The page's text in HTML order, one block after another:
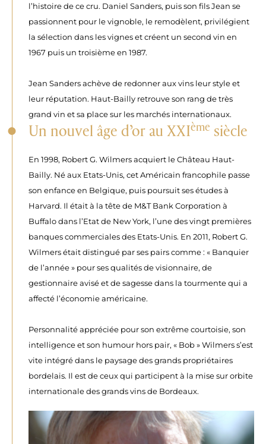
l’histoire de ce cru. Daniel Sanders, puis son fils Jean se
passionnent pour le vignoble, le remodèlent, privilégient
la sélection dans les vignes et créent un second vin en
1967 puis un troisième en 1987.
Jean Sanders achève de redonner aux vins leur style et
leur réputation. Haut-Bailly retrouve son rang de très
grand vin et sa place sur les marchés internationaux.
Un nouvel âge d’or au XXIème siècle
En 1998, Robert G. Wilmers acquiert le Château Haut-
Bailly. Né aux Etats-Unis, cet Américain francophile passe
son enfance en Belgique, puis poursuit ses études à
Harvard. Il était à la tête de M&T Bank Corporation à
Buffalo dans l’Etat de New York, l’une des vingt premières
banques commerciales des Etats-Unis. En 2011, Robert G.
Wilmers était distingué par ses pairs comme : « Banquier
de l’année » pour ses qualités de visionnaire, de
gestionnaire avisé et de sagesse dans la tourmente qui a
affecté l’économie américaine.
Personnalité appréciée pour son extrême courtoisie, son
intelligence et son humour hors pair, « Bob » Wilmers s’est
vite intégré dans le paysage des grands propriétaires
bordelais. Il est de ceux qui participent à la mise sur orbite
internationale des grands vins de Bordeaux.